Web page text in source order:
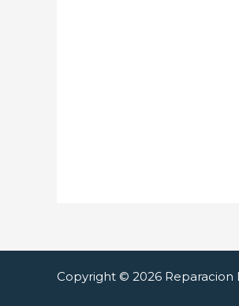
Copyright © 2026 Reparacion